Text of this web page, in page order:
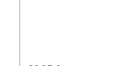
Schlüssel Alle Schlüssel